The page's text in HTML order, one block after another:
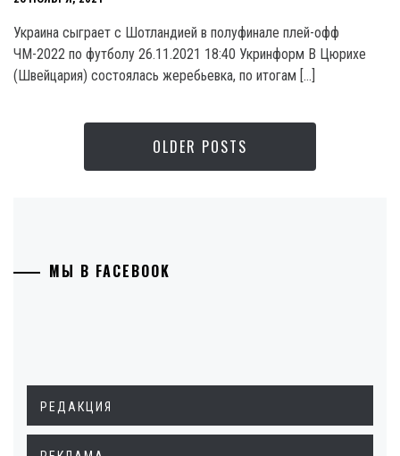
Украина сыграет с Шотландией в полуфинале плей-офф
ЧМ-2022 по футболу 26.11.2021 18:40 Укринформ В Цюрихе
(Швейцария) состоялась жеребьевка, по итогам […]
OLDER POSTS
МЫ В FACEBOOK
РЕДАКЦИЯ